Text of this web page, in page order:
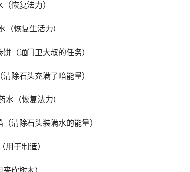
恢复法力）
（恢复生活力）
（通门卫大叔的任务）
除石头充满了暗能量）
水（恢复法力）
清除石头装满水的能量）
用于制造）